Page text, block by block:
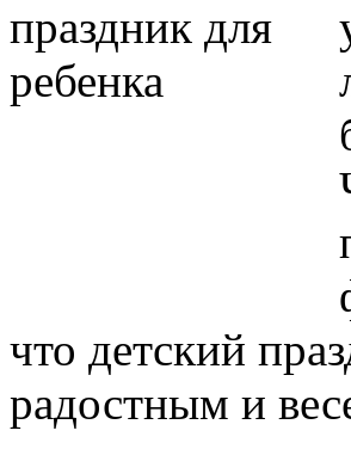
что детский
радостным и